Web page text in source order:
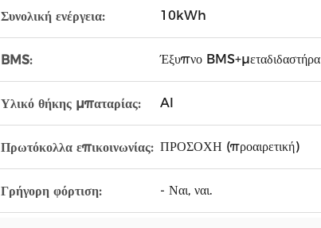
Συνολική ενέργεια: 10kWh
BMS: Έξυπνο BMS+μεταδιδαστήρα
Υλικό θήκης μπαταρίας: Al
Πρωτόκολλα επικοινωνίας: ΠΡΟΣΟΧΗ (προαιρετική)
Γρήγορη φόρτιση: - Ναι, ναι.